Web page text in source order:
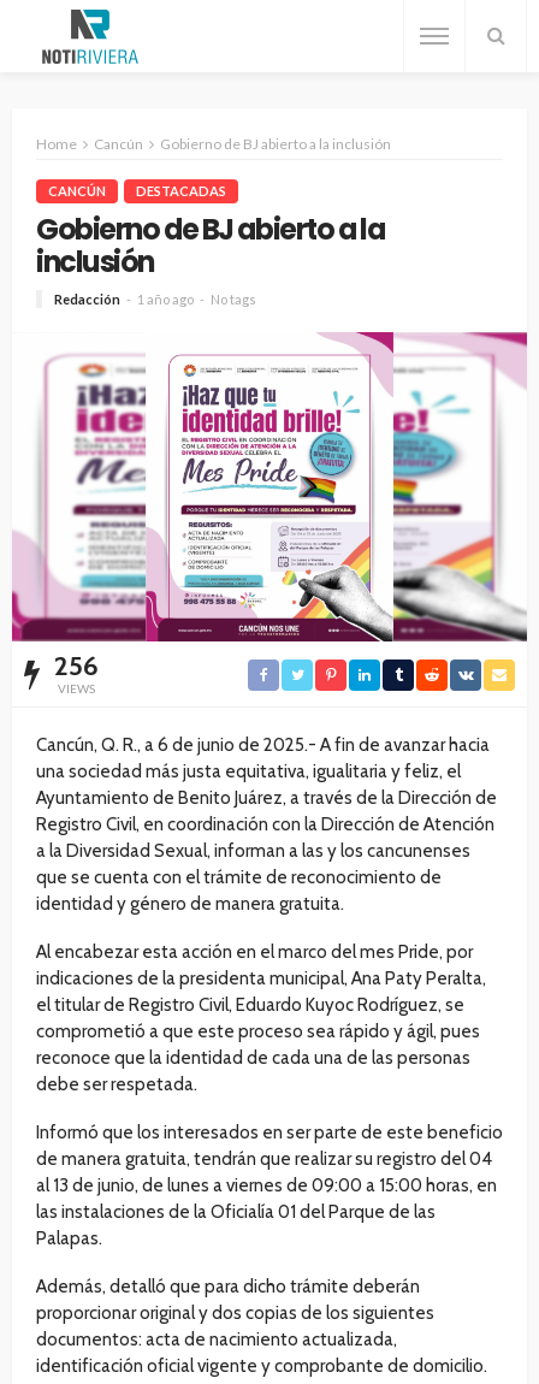
Home Cancún Gobierno de BJ abierto a la inclusión
CANCÚN DESTACADAS
Gobierno de BJ abierto a la
inclusión
Redacción 1 año ago No tags
256
VIEWS
Cancún, Q. R., a 6 de junio de 2025.- A fin de avanzar hacia
una sociedad más justa equitativa, igualitaria y feliz, el
Ayuntamiento de Benito Juárez, a través de la Dirección de
Registro Civil, en coordinación con la Dirección de Atención
a la Diversidad Sexual, informan a las y los cancunenses
que se cuenta con el trámite de reconocimiento de
identidad y género de manera gratuita.
Al encabezar esta acción en el marco del mes Pride, por
indicaciones de la presidenta municipal, Ana Paty Peralta,
el titular de Registro Civil, Eduardo Kuyoc Rodríguez, se
comprometió a que este proceso sea rápido y ágil, pues
reconoce que la identidad de cada una de las personas
debe ser respetada.
Informó que los interesados en ser parte de este beneficio
de manera gratuita, tendrán que realizar su registro del 04
al 13 de junio, de lunes a viernes de 09:00 a 15:00 horas, en
las instalaciones de la Oficialía 01 del Parque de las
Palapas.
Además, detalló que para dicho trámite deberán
proporcionar original y dos copias de los siguientes
documentos: acta de nacimiento actualizada,
identificación oficial vigente y comprobante de domicilio.